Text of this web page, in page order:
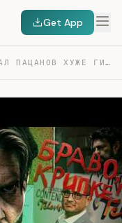
Get App
ФИНАЛ ПАЦАНОВ ХУЖЕ ГИТЛЕРА — TRANSCRIPT